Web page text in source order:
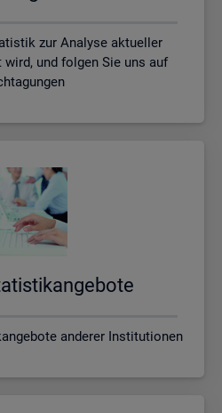
zur Analyse aktueller
wird, und folgen Sie uns auf
anderer Institutionen